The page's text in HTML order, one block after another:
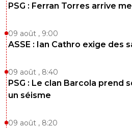
PSG : Ferran Torres arrive
09 août , 9:00
ASSE : Ian Cathro exige des
09 août , 8:40
PSG : Le clan Barcola prend
un séisme
09 août , 8:20